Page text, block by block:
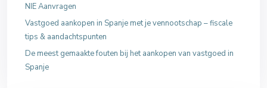
NIE Aanvragen
Vastgoed aankopen in Spanje met je vennootschap – fiscale
tips & aandachtspunten
De meest gemaakte fouten bij het aankopen van vastgoed in
Spanje